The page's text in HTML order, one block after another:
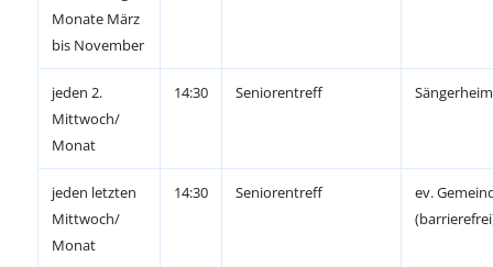
Monate März
bis November
jeden 2.
Mittwoch/
Monat
14:30 Seniorentreff Sängerheim
jeden letzten
Mittwoch/
Monat
14:30 Seniorentreff
ev.